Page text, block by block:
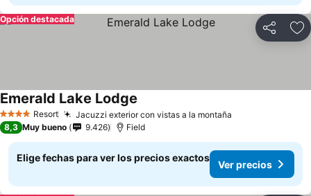
Compartir
Opción destacada
4 EstrellasResort Jacuzzi exterior con vistas a la montaña
Emerald Lake Lodge
8,3 Muy bueno 9.426 Field
Elige fechas para ver los precios exactos
Ver precios